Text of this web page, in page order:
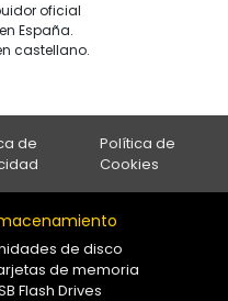
oficial
España.
castellano.
de
Política de
Cookies
de disco
de memoria
Flash Drives